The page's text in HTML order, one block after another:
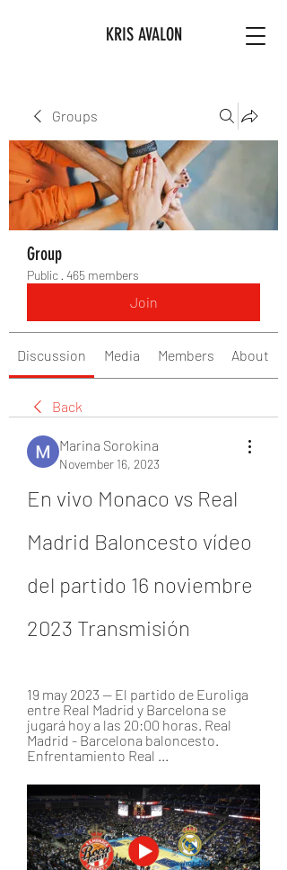
KRIS AVALON
Groups
Group
Public · 465 members
Join
Discussion Media Members About
Back
Marina Sorokina
November 16, 2023
En vivo Monaco vs Real
Madrid Baloncesto vídeo
del partido 16 noviembre
2023 Transmisión
19 may 2023 — El partido de Euroliga
entre Real Madrid y Barcelona se
jugará hoy a las 20:00 horas. Real
Madrid - Barcelona baloncesto.
Enfrentamiento Real ...